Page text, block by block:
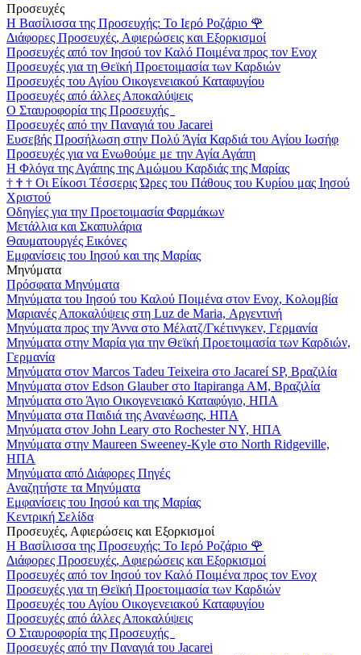
Προσευχές
Η Βασίλισσα της Προσευχής: Το Ιερό Ροζάριο 🌹
Διάφορες Προσευχές, Αφιερώσεις και Εξορκισμοί
Προσευχές από τον Ιησού τον Καλό Ποιμένα προς τον Ενοχ
Προσευχές για τη Θεϊκή Προετοιμασία των Καρδιών
Προσευχές του Αγίου Οικογενειακού Καταφυγίου
Προσευχές από άλλες Αποκαλύψεις
Ο Σταυροφορία της Προσευχής
Προσευχές από την Παναγιά του Jacarei
Ευσεβής Προσήλωση στην Πολύ Άγία Καρδιά του Αγίου Ιωσήφ
Προσευχές για να Ενωθούμε με την Αγία Αγάπη
Η Φλόγα της Αγάπης της Αμώμου Καρδιάς της Μαρίας
† † † Οι Είκοσι Τέσσερις Ώρες του Πάθους του Κυρίου μας Ιησού
Χριστού
Οδηγίες για την Προετοιμασία Φαρμάκων
Μετάλλια και Σκαπυλάρια
Θαυματουργές Εικόνες
Εμφανίσεις του Ιησού και της Μαρίας
Μηνύματα
Πρόσφατα Μηνύματα
Μηνύματα του Ιησού του Καλού Ποιμένα στον Ενοχ, Κολομβία
Μαριανές Αποκαλύψεις στη Luz de Maria, Αργεντινή
Μηνύματα προς την Άννα στο Μέλατζ/Γκέτινγκεν, Γερμανία
Μηνύματα στην Μαρία για την Θεϊκή Προετοιμασία των Καρδιών,
Γερμανία
Μηνύματα στον Marcos Tadeu Teixeira στο Jacareí SP, Βραζιλία
Μηνύματα στον Edson Glauber στο Itapiranga AM, Βραζιλία
Μηνύματα στο Άγιο Οικογενειακό Καταφύγιο, ΗΠΑ
Μηνύματα στα Παιδιά της Ανανέωσης, ΗΠΑ
Μηνύματα στον John Leary στο Rochester NY, ΗΠΑ
Μηνύματα στην Maureen Sweeney-Kyle στο North Ridgeville,
ΗΠΑ
Μηνύματα από Διάφορες Πηγές
Αναζητήστε τα Μηνύματα
Εμφανίσεις του Ιησού και της Μαρίας
Κεντρική Σελίδα
Προσευχές, Αφιερώσεις και Εξορκισμοί
Η Βασίλισσα της Προσευχής: Το Ιερό Ροζάριο 🌹
Διάφορες Προσευχές, Αφιερώσεις και Εξορκισμοί
Προσευχές από τον Ιησού τον Καλό Ποιμένα προς τον Ενοχ
Προσευχές για τη Θεϊκή Προετοιμασία των Καρδιών
Προσευχές του Αγίου Οικογενειακού Καταφυγίου
Προσευχές από άλλες Αποκαλύψεις
Ο Σταυροφορία της Προσευχής
Προσευχές από την Παναγιά του Jacarei